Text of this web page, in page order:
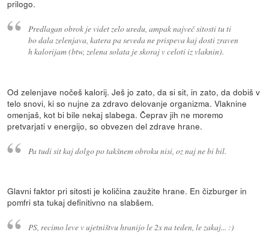
prilogo.
Predlagan obrok je videt zelo uredu, ampak največ sitosti tu ti
bo dala zelenjava, katera pa seveda ne prispeva kaj dosti zraven
h kalorijam (btw, zelena solata je skoraj v celoti iz vlaknin).
Od zelenjave nočeš kalorij. Ješ jo zato, da si sit, in zato, da dobiš v
telo snovi, ki so nujne za zdravo delovanje organizma. Vlaknine
omenjaš, kot bi bile nekaj slabega. Čeprav jih ne moremo
pretvarjati v energijo, so obvezen del zdrave hrane.
Pa tudi sit kaj dolgo po takšnem obroku nisi, oz naj ne bi bil.
Glavni faktor pri sitosti je količina zaužite hrane. En čizburger in
pomfri sta tukaj definitivno na slabšem.
PS, recimo leve v ujetništvu hranijo le 2x na teden, le zakaj... :)